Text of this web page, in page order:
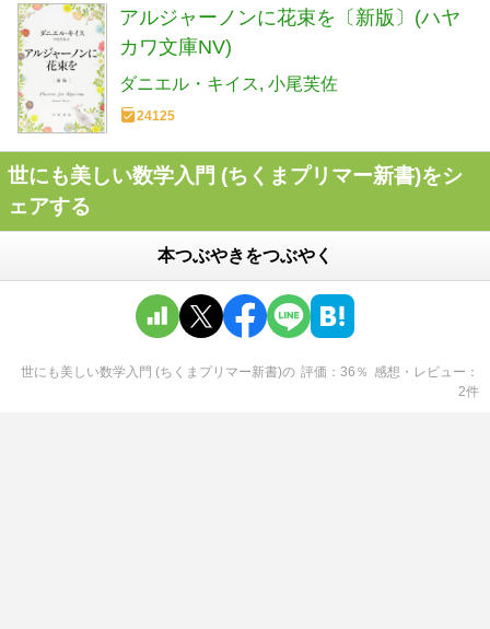
アルジャーノンに花束を〔新版〕(ハヤ
カワ文庫NV)
ダニエル・キイス 小尾芙佐
24125
世にも美しい数学入門 (ちくまプリマー新書)をシ
ェアする
本つぶやきをつぶやく
世にも美しい数学入門 (ちくまプリマー新書)の 評価 36 ％ 感想・レビュー
2件